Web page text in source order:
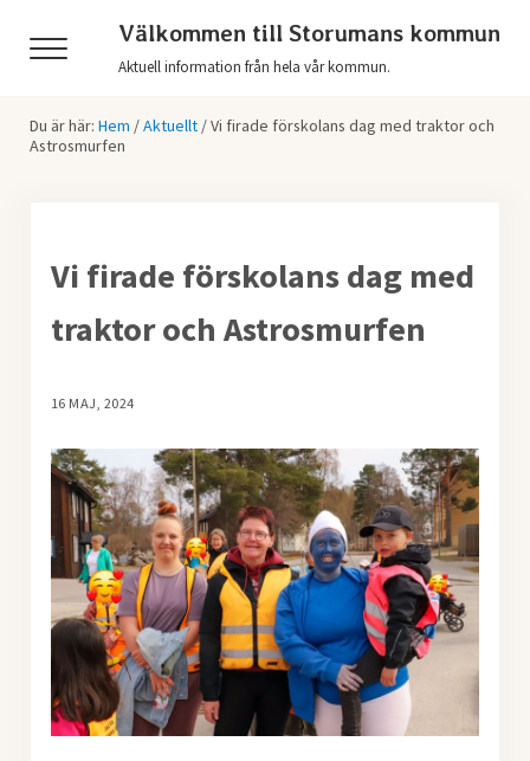
Menu
Välkommen till Storumans kommun
Aktuell information från hela vår kommun.
Du är här: Hem /Aktuellt /Vi firade förskolans dag med traktor och
Astrosmurfen
Vi firade förskolans dag med
traktor och Astrosmurfen
16 MAJ, 2024